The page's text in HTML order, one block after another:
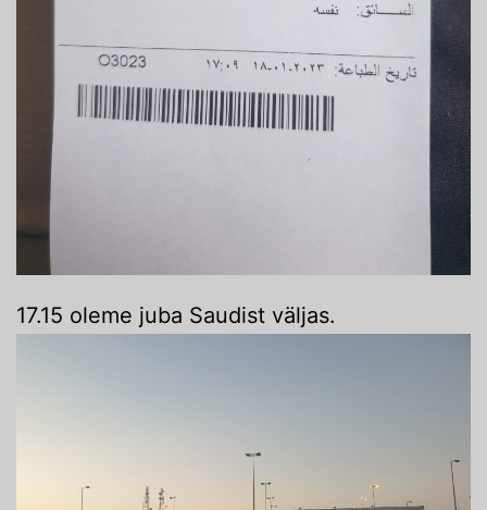
17.15 oleme juba Saudist väljas.